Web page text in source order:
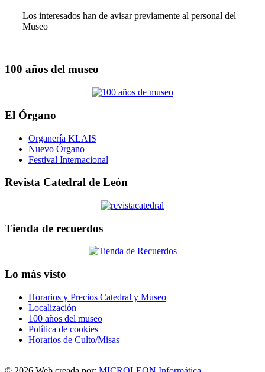
Los interesados han de avisar previamente al personal del
Museo
100 años del museo
El Órgano
Organería KLAIS
Nuevo Órgano
Festival Internacional
Revista Catedral de León
Tienda de recuerdos
Lo más visto
Horarios y Precios Catedral y Museo
Localización
100 años del museo
Política de cookies
Horarios de Culto/Misas